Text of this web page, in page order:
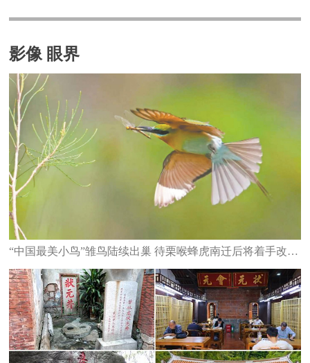
影像 眼界
“中国最美小鸟”雏鸟陆续出巢 待栗喉蜂虎南迁后将着手改造栖息地